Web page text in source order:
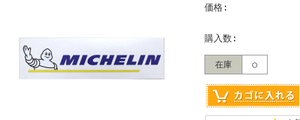
価格:
購入数:
在庫 ○